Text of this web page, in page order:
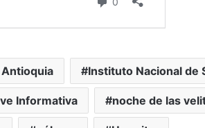
Instituto Nacional de
Informativa noche de las